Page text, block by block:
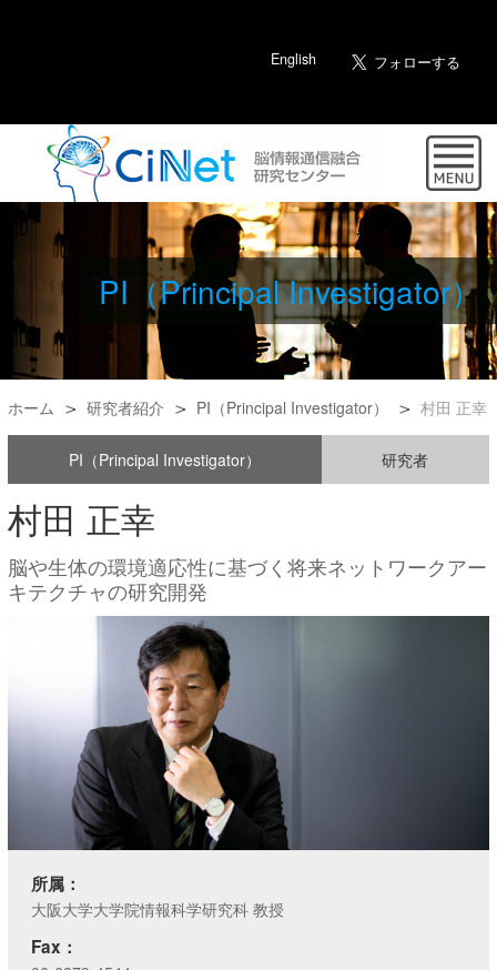
English
PI（Principal Investigator）
ホーム 研究者紹介 PI（Principal Investigator） 村田 正幸
PI（Principal Investigator） 研究者
村田 正幸
脳や生体の環境適応性に基づく将来ネットワークアー
キテクチャの研究開発
所属：
大阪大学大学院情報科学研究科 教授
Fax：